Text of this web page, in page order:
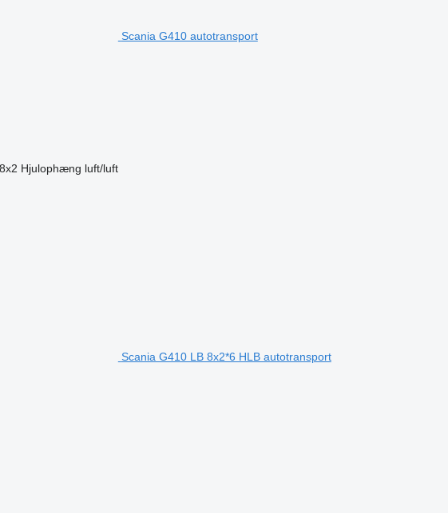
Scania G410 autotransport
8x2 Hjulophæng luft/luft
Scania G410 LB 8x2*6 HLB autotransport